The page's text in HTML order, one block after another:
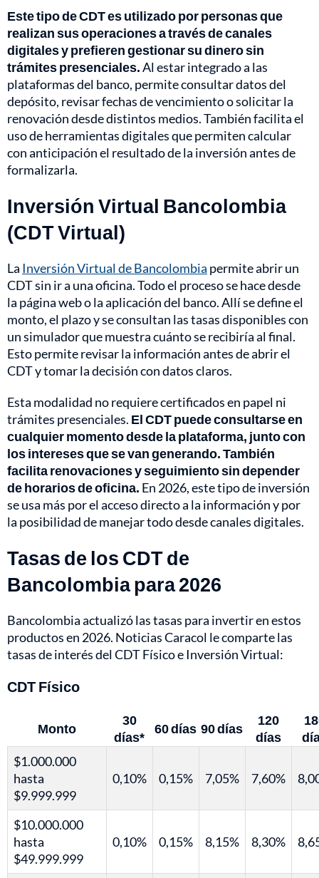
Este tipo de CDT es utilizado por personas que
realizan sus operaciones a través de canales
digitales y prefieren gestionar su dinero sin
trámites presenciales.Al estar integrado a las
plataformas del banco, permite consultar datos del
depósito, revisar fechas de vencimiento o solicitar la
renovación desde distintos medios. También facilita el
uso de herramientas digitales que permiten calcular
con anticipación el resultado de la inversión antes de
formalizarla.
Inversión Virtual Bancolombia
(CDT Virtual)
La Inversión Virtual de Bancolombia permite abrir un
CDT sin ir a una oficina. Todo el proceso se hace desde
la página web o la aplicación del banco. Allí se define el
monto, el plazo y se consultan las tasas disponibles con
un simulador que muestra cuánto se recibiría al final.
Esto permite revisar la información antes de abrir el
CDT y tomar la decisión con datos claros.
Esta modalidad no requiere certificados en papel ni
trámites presenciales. El CDT puede consultarse en
cualquier momento desde la plataforma, junto con
los intereses que se van generando. También
facilita renovaciones y seguimiento sin depender
de horarios de oficina. En 2026, este tipo de inversión
se usa más por el acceso directo a la información y por
la posibilidad de manejar todo desde canales digitales.
Tasas de los CDT de
Bancolombia para 2026
Bancolombia actualizó las tasas para invertir en estos
productos en 2026. Noticias Caracol le comparte las
tasas de interés del CDT Físico e Inversión Virtual:
CDT Físico
Monto
30
días*
60 días 90 días
120
días
$1.000.000
hasta
$9.999.999
0,10% 0,15% 7,05% 7,60%
$10.000.000
hasta
$49.999.999
0,10% 0,15% 8,15% 8,30%